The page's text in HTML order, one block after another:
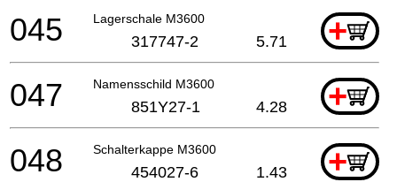
Lagerschale M3600 +
045 317747-2 5.71
Namensschild M3600 +
047 851Y27-1 4.28
Schalterkappe M3600 +
048 454027-6 1.43